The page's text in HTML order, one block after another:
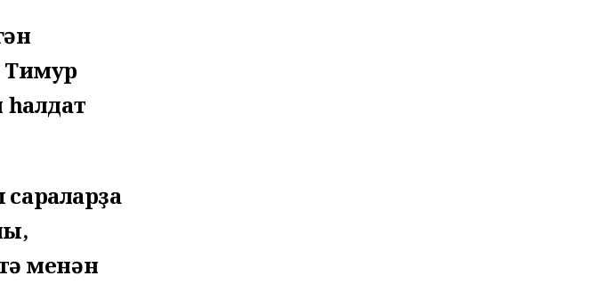
Тимур
сараларҙа
менән